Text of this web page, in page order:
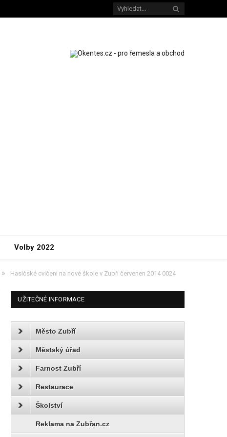
Volby 2022
» Hasičské cvičení na nové škole v Zubří červenen 2014 0024
UŽITEČNÉ INFORMACE
Město Zubří
Městský úřad
Farnost Zubří
Restaurace
Školství
Reklama na Zubřan.cz